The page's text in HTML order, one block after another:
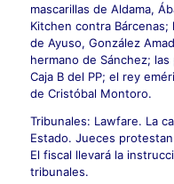
mascarillas de Aldama,
Kitchen contra Bárcenas;
de Ayuso, González
hermano de Sánchez;
Caja B del PP; el rey
de Cristóbal Montoro.
Tribunales: Lawfare. La
Estado. Jueces
El fiscal llevará la
tribunales.